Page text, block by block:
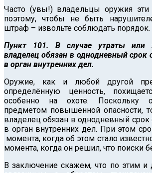
Часто (увы!) владельцы оружия эти
поэтому, чтобы не быть
штраф – извольте соблюдать порядок.
Пункт 101. В случае утраты или
владелец обязан в однодневный
в орган внутренних дел.
Оружие, как и любой другой
определённую ценность,
особенно на охоте. Поскольку
предметом повышенной опасности,
владелец обязан в однодневный
в орган внутренних дел. При этом
момента, когда об этом стало
момента, когда он решил, что поиски
В заключение скажем, что по этим и